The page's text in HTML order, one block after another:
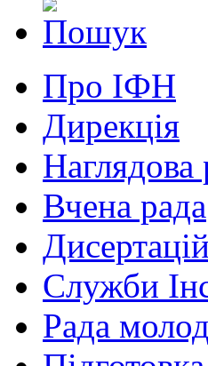
Про ІФН
Дирекція
Наглядова
Вчена рада
Служби
Рада